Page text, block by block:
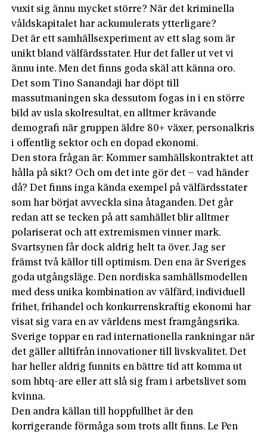
vuxit sig ännu mycket större? När det kriminella
våldskapitalet har ackumulerats ytterligare?
Det är ett samhällsexperiment av ett slag som är
unikt bland välfärdsstater. Hur det faller ut vet vi
ännu inte. Men det finns goda skäl att känna oro.
Det som Tino Sanandaji har döpt till
massutmaningen ska dessutom fogas in i en större
bild av usla skolresultat, en alltmer krävande
demografi när gruppen äldre 80+ växer, personalkris
i offentlig sektor och en dopad ekonomi.
Den stora frågan är: Kommer samhällskontraktet att
hålla på sikt? Och om det inte gör det – vad händer
då? Det finns inga kända exempel på välfärdsstater
som har börjat avveckla sina åtaganden. Det går
redan att se tecken på att samhället blir alltmer
polariserat och att extremismen vinner mark.
Svartsynen får dock aldrig helt ta över. Jag ser
främst två källor till optimism. Den ena är Sveriges
goda utgångsläge. Den nordiska samhällsmodellen
med dess unika kombination av välfärd, individuell
frihet, frihandel och konkurrenskraftig ekonomi har
visat sig vara en av världens mest framgångsrika.
Sverige toppar en rad internationella rankningar när
det gäller alltifrån innovationer till livskvalitet. Det
har heller aldrig funnits en bättre tid att komma ut
som hbtq-are eller att slå sig fram i arbetslivet som
kvinna.
Den andra källan till hoppfullhet är den
korrigerande förmåga som trots allt finns. Le Pen